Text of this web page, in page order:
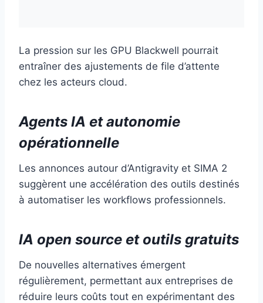
La pression sur les GPU Blackwell pourrait
entraîner des ajustements de file d’attente
chez les acteurs cloud.
Agents IA et autonomie
opérationnelle
Les annonces autour d’Antigravity et SIMA 2
suggèrent une accélération des outils destinés
à automatiser les workflows professionnels.
IA open source et outils gratuits
De nouvelles alternatives émergent
régulièrement, permettant aux entreprises de
réduire leurs coûts tout en expérimentant des